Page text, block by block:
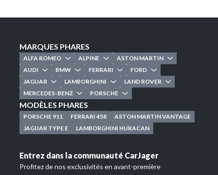
MARQUES PHARES
ALFA ROMEO ALPINE
ASTON MARTIN
AUDI
BMW FERRARI
FORD
JAGUAR
LAMBORGHINI
LAND ROVER
MERCEDES-BENZ
PORSCHE
MODÈLES PHARES
PORSCHE 911 FERRARI 458
ASTON MARTIN VANTAGE
JAGUAR TYPE E
LAMBORGHINI HURACAN
Entrez dans la communauté CarJager
Profitez de nos exclusivités en avant-première